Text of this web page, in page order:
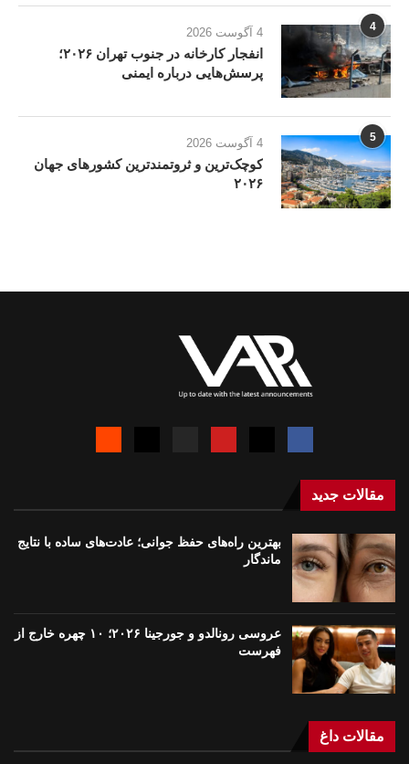
4 4 آگوست 2026
انفجار کارخانه در جنوب تهران ۲۰۲۶؛
پرسش‌هایی درباره ایمنی
5 4 آگوست 2026
کوچک‌ترین و ثروتمندترین کشورهای جهان
۲۰۲۶
مقالات جدید
بهترین راه‌های حفظ جوانی؛ عادت‌های ساده با نتایج
ماندگار
عروسی رونالدو و جورجینا ۲۰۲۶؛ ۱۰ چهره خارج از
فهرست
مقالات داغ